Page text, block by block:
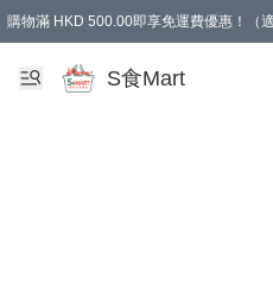
購物滿 HKD 500.00即享免運費優惠！（
S食Mart